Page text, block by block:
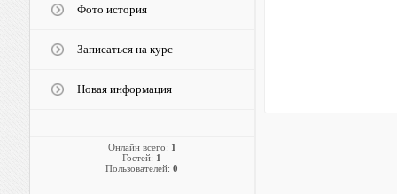
Фото история
Записаться на курс
Новая информация
Онлайн всего: 1
Гостей: 1
Пользователей: 0